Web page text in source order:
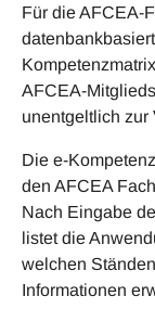
Für die AFCEA-
AFCEA-
unentgeltlich zur
Die e-
den AFCEA
Nach Eingabe
listet die
welchen
Informationen